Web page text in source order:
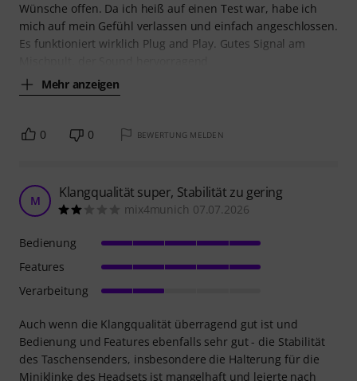
Wünsche offen. Da ich heiß auf einen Test war, habe ich
mich auf mein Gefühl verlassen und einfach angeschlossen.
Es funktioniert wirklich Plug and Play. Gutes Signal am
Mehr anzeigen
0 0 BEWERTUNG MELDEN
M Klangqualität super, Stabilität zu gering
mix4munich 07.07.2026
Auch wenn die Klangqualität überragend gut ist und
Bedienung und Features ebenfalls sehr gut - die Stabilität
des Taschensenders, insbesondere die Halterung für die
Miniklinke des Headsets ist mangelhaft und leierte nach
Bedienung
Features
Verarbeitung